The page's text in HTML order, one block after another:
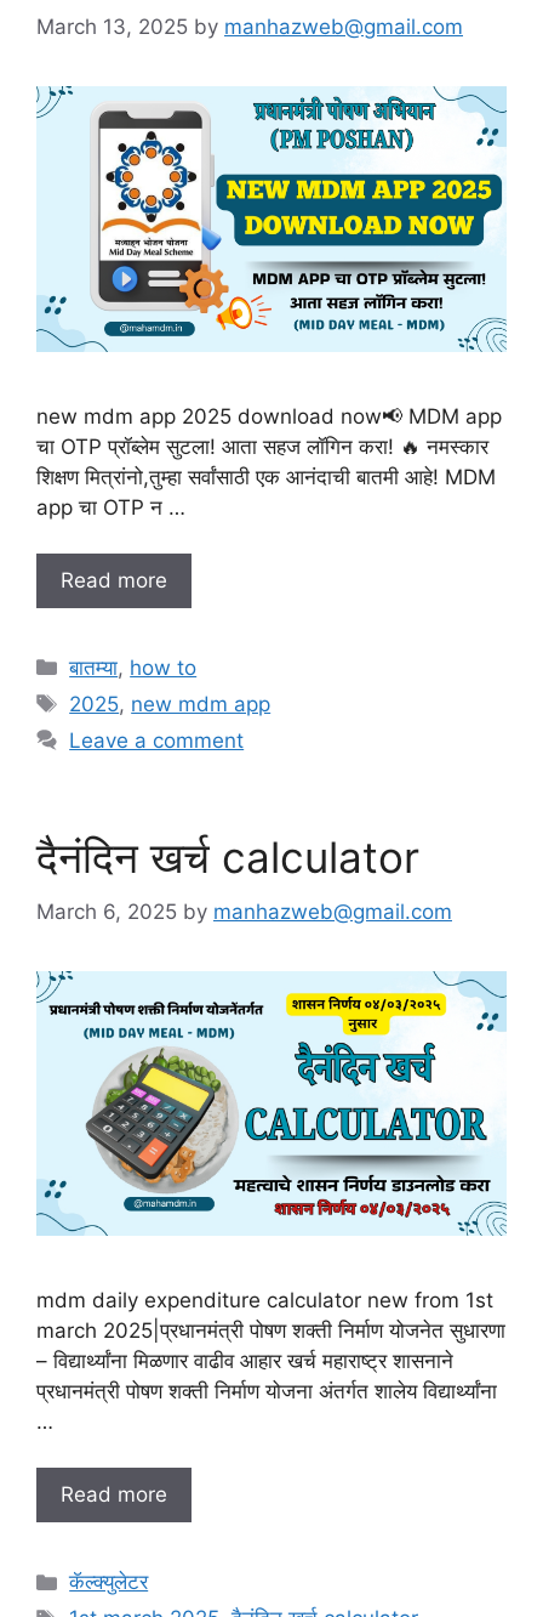
March 13, 2025 by manhazweb@gmail.com
new mdm app 2025 download now📢 MDM app
चा OTP प्रॉब्लेम सुटला! आता सहज लॉगिन करा! 🔥 नमस्कार
शिक्षण मित्रांनो,तुम्हा सर्वांसाठी एक आनंदाची बातमी आहे! MDM
app चा OTP न …
Read more
C
a
e
r
e
बातम्या, how to
T
a
2025, new mdm app
Leave a comment
दैनंदिन खर्च calculator
March 6, 2025 by manhazweb@gmail.com
mdm daily expenditure calculator new from 1st
march 2025|प्रधानमंत्री पोषण शक्ती निर्माण योजनेत सुधारणा
– विद्यार्थ्यांना मिळणार वाढीव आहार खर्च महाराष्ट्र शासनाने
प्रधानमंत्री पोषण शक्ती निर्माण योजना अंतर्गत शालेय विद्यार्थ्यांना
…
Read more
C
a
कॅल्क्युलेटर